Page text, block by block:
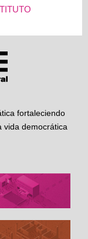
fortaleciendo
vida democrática